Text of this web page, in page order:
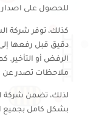
للحصول على اصدار
كذلك، توفر شركة
دقيق قبل رفعها إلى
الرفض أو التأخير.
ملاحظات تصدر عن
لذلك، تضمن شركة
بشكل كامل بجميع